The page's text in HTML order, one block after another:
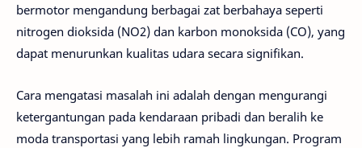
bermotor mengandung berbagai zat berbahaya seperti
nitrogen dioksida (NO2) dan karbon monoksida (CO), yang
dapat menurunkan kualitas udara secara signifikan.
Cara mengatasi masalah ini adalah dengan mengurangi
ketergantungan pada kendaraan pribadi dan beralih ke
moda transportasi yang lebih ramah lingkungan. Program